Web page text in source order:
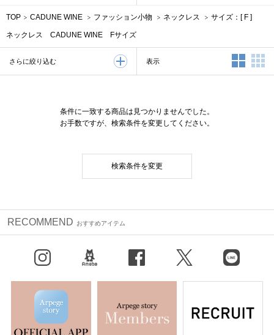
TOP CADUNE WINE ファッション小物 ネックレス サイズ：[ F ]
ネックレス CADUNE WINE Fサイズ
さらに絞り込む 表示 2列表示
条件に一致する商品は見つかりませんでした。
お手数ですが、検索条件を変更してください。
検索条件を変更
RECOMMEND おすすめアイテム
X（旧Twitter） LINE